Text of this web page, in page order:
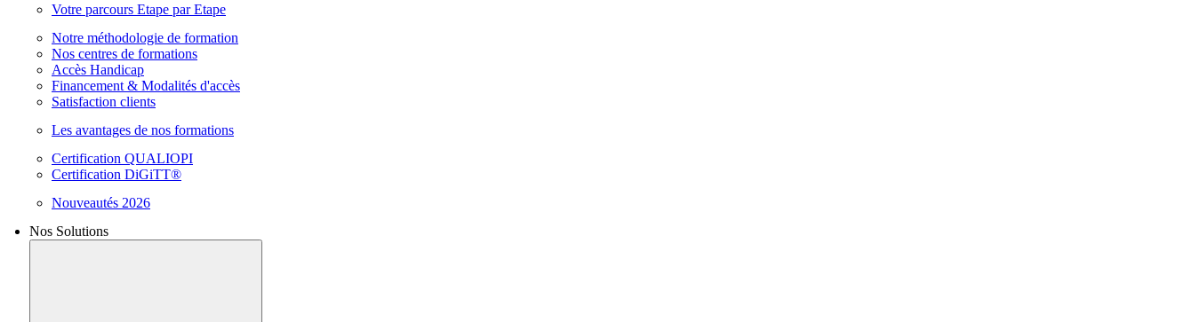
Votre parcours Etape par Etape
Notre méthodologie de formation
Nos centres de formations
Accès Handicap
Financement & Modalités d'accès
Satisfaction clients
Les avantages de nos formations
Certification QUALIOPI
Certification DiGiTT®
Nouveautés 2026
Nos Solutions